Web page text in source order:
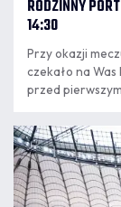
RODZINNY
14:30
Przy okazji
czekało na
przed
06.08
18:10